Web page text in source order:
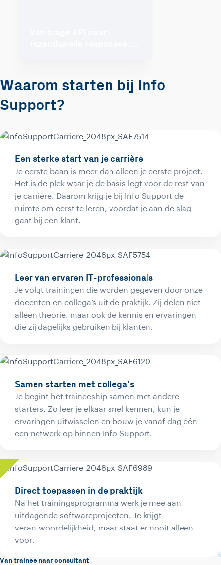
Waarom starten bij Info
Support?
Een sterke start van je carrière
Je eerste baan is meer dan alleen je eerste project.
Het is de plek waar je de basis legt voor de rest van
je carrière. Daarom krijg je bij Info Support de
ruimte om eerst te leren, voordat je aan de slag
gaat bij een klant.
Leer van ervaren IT-professionals
Je volgt trainingen die worden gegeven door onze
docenten en collega’s uit de praktijk. Zij delen niet
alleen theorie, maar ook de kennis en ervaringen
die zij dagelijks gebruiken bij klanten.
Samen starten met collega's
Je begint het traineeship samen met andere
starters. Zo leer je elkaar snel kennen, kun je
ervaringen uitwisselen en bouw je vanaf dag één
een netwerk op binnen Info Support.
Direct toepassen in de praktijk
Na het trainingsprogramma werk je mee aan
uitdagende softwareprojecten. Je krijgt
verantwoordelijkheid, maar staat er nooit alleen
voor.
Van trainee naar consultant